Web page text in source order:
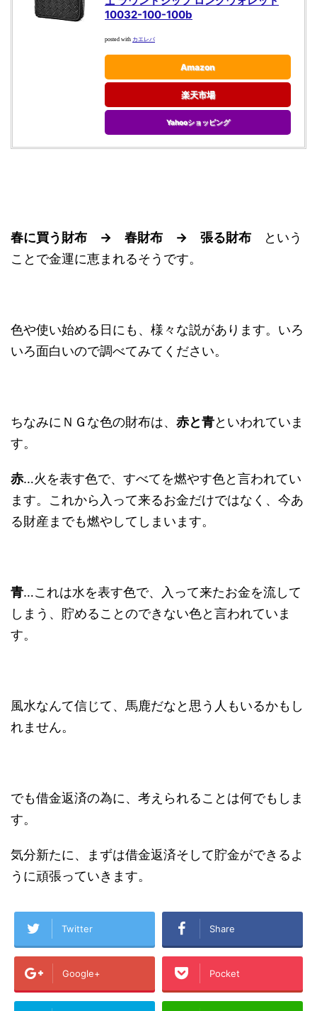
10032-100-100b
posted with カエレバ
Amazon
楽天市場
Yahooショッピング
春に買う財布 → 春財布 → 張る財布 という
ことで金運に恵まれるそうです。
色や使い始める日にも、様々な説があります。いろ
いろ面白いので調べてみてください。
ちなみにＮＧな色の財布は、 赤と青といわれていま
す。
赤…火を表す色で、すべてを燃やす色と言われてい
ます。これから入って来るお金だけではなく、今あ
る財産までも燃やしてしまいます。
青…これは水を表す色で、入って来たお金を流して
しまう、貯めることのできない色と言われていま
す。
風水なんて信じて、馬鹿だなと思う人もいるかもし
れません。
でも借金返済の為に、考えられることは何でもしま
す。
気分新たに、まずは借金返済そして貯金ができるよ
うに頑張っていきます。
Twitter Share
Google+ Pocket